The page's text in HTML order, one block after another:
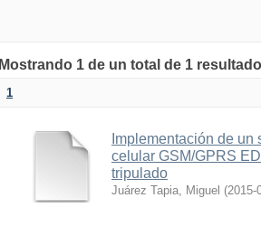
Mostrando 1 de un total de 1
1
Implementación de
celular GSM/GPRS
tripulado
Juárez Tapia, Miguel (2015-